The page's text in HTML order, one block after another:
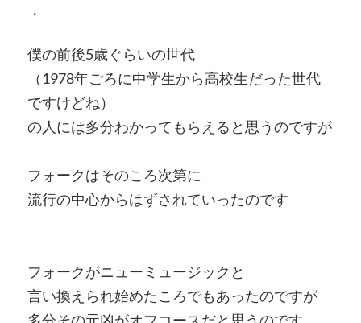
・
僕の前後5歳ぐらいの世代
（1978年ごろに中学生から高校生だった世代
ですけどね）
の人には多分わかってもらえると思うのですが
フォークはそのころ次第に
流行の中心からはずされていったのです
フォークがニューミュージックと
言い換えられ始めたころでもあったのですが